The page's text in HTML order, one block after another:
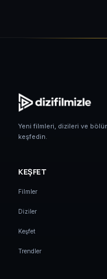
Yeni filmleri, dizileri ve
keşfedin.
KEŞFET
Filmler
Diziler
Keşfet
Trendler